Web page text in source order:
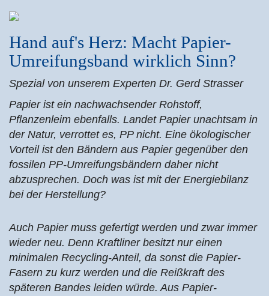
Hand auf's Herz: Macht Papier-
Umreifungsband wirklich Sinn?
Spezial von unserem Experten Dr. Gerd Strasser
Papier ist ein nachwachsender Rohstoff,
Pflanzenleim ebenfalls. Landet Papier unachtsam in
der Natur, verrottet es, PP nicht. Eine ökologischer
Vorteil ist den Bändern aus Papier gegenüber den
fossilen PP-Umreifungsbändern daher nicht
abzusprechen. Doch was ist mit der Energiebilanz
bei der Herstellung?
Auch Papier muss gefertigt werden und zwar immer
wieder neu. Denn Kraftliner besitzt nur einen
minimalen Recycling-Anteil, da sonst die Papier-
Fasern zu kurz werden und die Reißkraft des
späteren Bandes leiden würde. Aus Papier-